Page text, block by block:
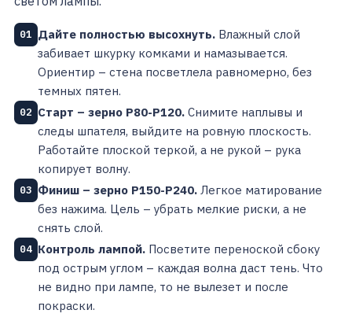
01 Дайте полностью высохнуть. Влажный слой
забивает шкурку комками и намазывается.
Ориентир – стена посветлела равномерно, без
темных пятен.
02 Старт – зерно P80-P120. Снимите наплывы и
следы шпателя, выйдите на ровную плоскость.
Работайте плоской теркой, а не рукой – рука
копирует волну.
03 Финиш – зерно P150-P240. Легкое матирование
без нажима. Цель – убрать мелкие риски, а не
снять слой.
04 Контроль лампой. Посветите переноской сбоку
под острым углом – каждая волна даст тень. Что
не видно при лампе, то не вылезет и после
покраски.